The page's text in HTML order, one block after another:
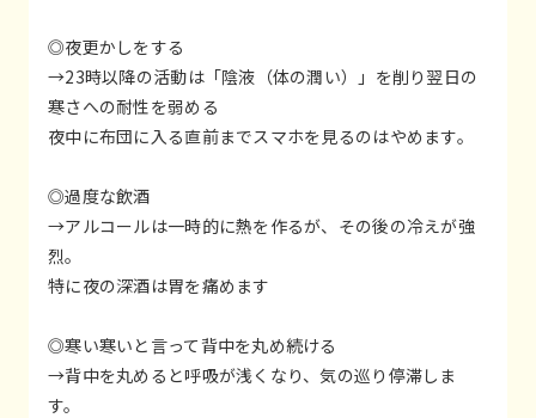
◎夜更かしをする
→23時以降の活動は「陰液（体の潤い）」を削り翌日の
寒さへの耐性を弱める
夜中に布団に入る直前までスマホを見るのはやめます。
◎過度な飲酒
→アルコールは一時的に熱を作るが、その後の冷えが強
烈。
特に夜の深酒は胃を痛めます
◎寒い寒いと言って背中を丸め続ける
→背中を丸めると呼吸が浅くなり、気の巡り停滞しま
す。